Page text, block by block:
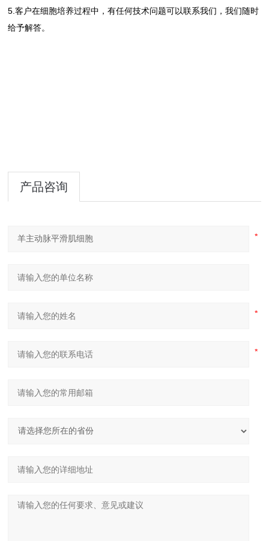
5.客户在细胞培养过程中，有任何技术问题可以联系我们，我们随时
给予解答。
产品咨询